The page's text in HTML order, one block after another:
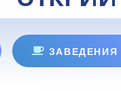
ЗАВЕДЕНИЯ